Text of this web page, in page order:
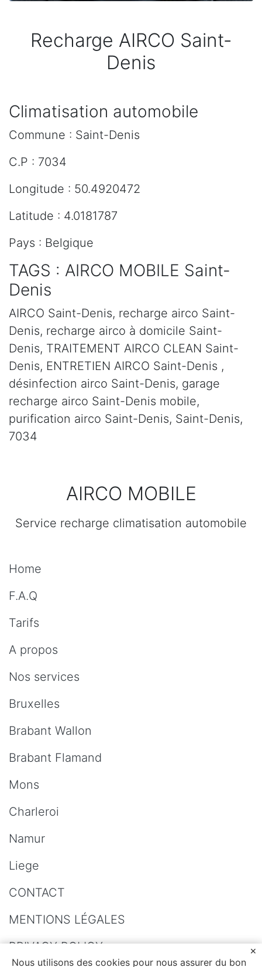
Recharge AIRCO Saint-
Denis
Climatisation automobile
Commune : Saint-Denis
C.P : 7034
Longitude : 50.4920472
Latitude : 4.0181787
Pays : Belgique
TAGS : AIRCO MOBILE Saint-
Denis
AIRCO Saint-Denis, recharge airco Saint-
Denis, recharge airco à domicile Saint-
Denis, TRAITEMENT AIRCO CLEAN Saint-
Denis, ENTRETIEN AIRCO Saint-Denis ,
désinfection airco Saint-Denis, garage
recharge airco Saint-Denis mobile,
purification airco Saint-Denis, Saint-Denis,
7034
AIRCO MOBILE
Service recharge climatisation automobile
Home
F.A.Q
Tarifs
A propos
Nos services
Bruxelles
Brabant Wallon
Brabant Flamand
Mons
Charleroi
Namur
Liege
CONTACT
MENTIONS LÉGALES
PRIVACY POLICY
Nous utilisons des cookies pour nous assurer du bon